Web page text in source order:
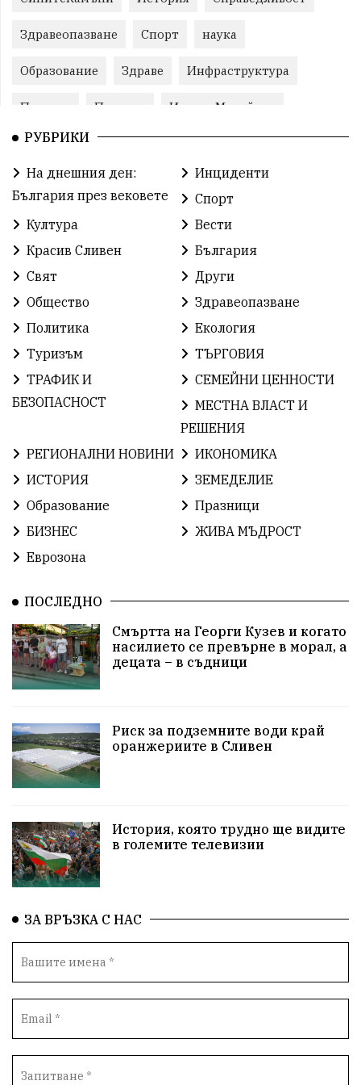
Здравеопазване Спорт наука
Образование Здраве Инфраструктура
Пеевски Протест ИвелинМихайлов
Свобода
Празник ГражданскоОбщество
РадостинВасилев ЛекаАтлетика
ХристоИлиев БългарскоЗемеделие
БългарскиСпорт
ОбщественИнтерес земеделие
ИсторияНаБългария Иновации САЩ
БългарскаГордост Твърдица ОбщинаСливен
ЕвропейскиСъюз Право
ЦветомирПетков Правосъдие СелинКларънс
УрсулаФонДерЛайен Обединение
ПетърПетров
НародноСъбрание Варна Родителство
Сигурност
ПътнаБезопасност Великобритания
ОколнаСреда
ИсторическиПарк Деца Археология
Безводие ВоенноВреме Космос
ВоднаКриза
Катастрофа демокрация БъдещевБългария
РУБРИКИ
На днешния ден:
България през вековете
Инциденти
Спорт
Култура
Вести
Красив Сливен
България
Свят
Други
Общество
Здравеопазване
Политика
Екология
Туризъм
ТЪРГОВИЯ
ТРАФИК И
БЕЗОПАСНОСТ
СЕМЕЙНИ ЦЕННОСТИ
МЕСТНА ВЛАСТ И
РЕШЕНИЯ
РЕГИОНАЛНИ НОВИНИ
ИКОНОМИКА
ИСТОРИЯ
ЗЕМЕДЕЛИЕ
Образование
Празници
БИЗНЕС
ЖИВА МЪДРОСТ
Еврозона
ПОСЛЕДНО
Смъртта на Георги Кузев и когато
насилието се превърне в морал, а
децата – в съдници
Риск за подземните води край
оранжериите в Сливен
История, която трудно ще видите
в големите телевизии
ЗА ВРЪЗКА С НАС